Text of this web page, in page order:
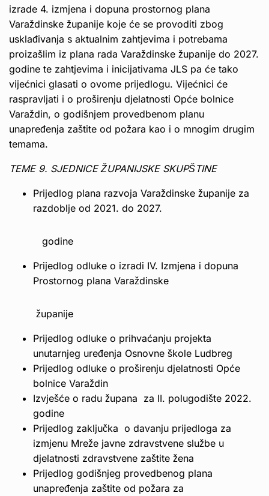
izrade 4. izmjena i dopuna prostornog plana
Varaždinske županije koje će se provoditi zbog
usklađivanja s aktualnim zahtjevima i potrebama
proizašlim iz plana rada Varaždinske županije do 2027.
godine te zahtjevima i inicijativama JLS pa će tako
vijećnici glasati o ovome prijedlogu. Vijećnici će
raspravljati i o proširenju djelatnosti Opće bolnice
Varaždin, o godišnjem provedbenom planu
unapređenja zaštite od požara kao i o mnogim drugim
temama.
TEME 9. SJEDNICE ŽUPANIJSKE SKUPŠTINE
Prijedlog plana razvoja Varaždinske županije za
razdoblje od 2021. do 2027.
godine
Prijedlog odluke o izradi IV. Izmjena i dopuna
Prostornog plana Varaždinske
županije
Prijedlog odluke o prihvaćanju projekta
unutarnjeg uređenja Osnovne škole Ludbreg
Prijedlog odluke o proširenju djelatnosti Opće
bolnice Varaždin
Izvješće o radu župana za II. polugodište 2022.
godine
Prijedlog zaključka o davanju prijedloga za
izmjenu Mreže javne zdravstvene službe u
djelatnosti zdravstvene zaštite žena
Prijedlog godišnjeg provedbenog plana
unapređenja zaštite od požara za